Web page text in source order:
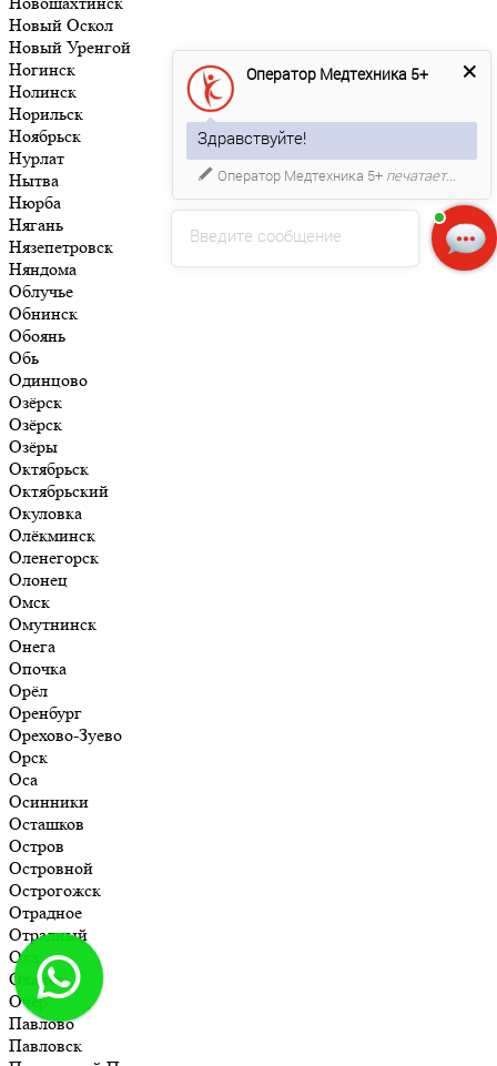
Новый Оскол
Новый Уренгой
Ногинск
Нолинск
Норильск
Ноябрьск
Нурлат
Нытва
Нюрба
Нягань
Нязепетровск
Няндома
Облучье
Обнинск
Обоянь
Обь
Одинцово
Озёрск
Озёрск
Озёры
Октябрьск
Октябрьский
Окуловка
Олёкминск
Оленегорск
Олонец
Омск
Омутнинск
Онега
Опочка
Орёл
Оренбург
Орехово-Зуево
Орск
Оса
Осинники
Осташков
Остров
Островной
Острогожск
Отрадное
Отрадный
Оха
Оханск
Очёр
Павлово
Павловск
Введите сообщение
Оператор Медтехника 5+
Здравствуйте!
Оператор Медтехника 5+ печатает...